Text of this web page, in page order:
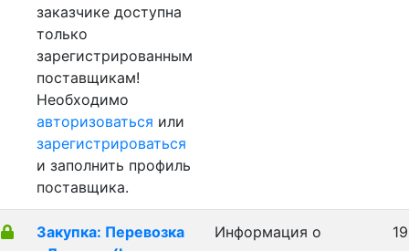
заказчике доступна
только
зарегистрированным
поставщикам!
Необходимо
авторизоваться или
зарегистрироваться
и заполнить профиль
поставщика.
Закупка: Перевозка
Информация о